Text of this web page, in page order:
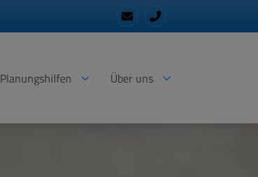
Planungshilfen Über uns